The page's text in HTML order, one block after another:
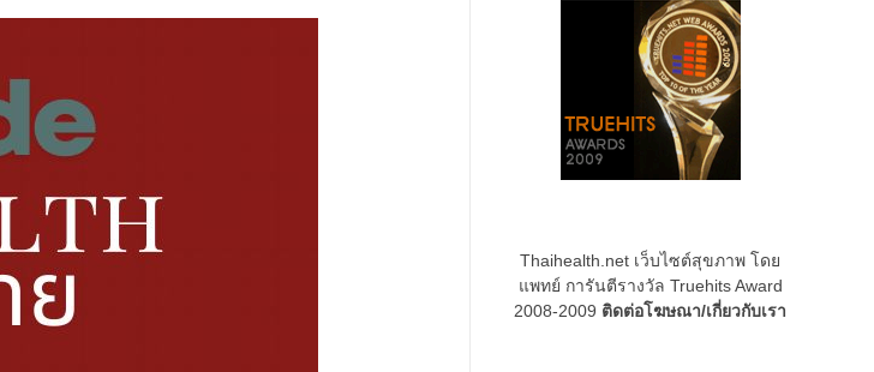
Thaihealth.net เว็บไซต์สุขภาพ โดย
แพทย์ การันตีรางวัล Truehits Award
2008-2009 ติดต่อโฆษณา/เกี่ยวกับเรา